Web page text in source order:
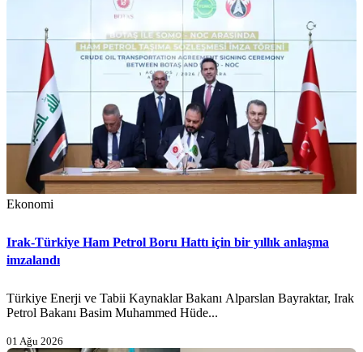
Ekonomi
Irak-Türkiye Ham Petrol Boru Hattı için bir yıllık anlaşma
imzalandı
Türkiye Enerji ve Tabii Kaynaklar Bakanı Alparslan Bayraktar, Irak
Petrol Bakanı Basim Muhammed Hüde...
01 Ağu 2026